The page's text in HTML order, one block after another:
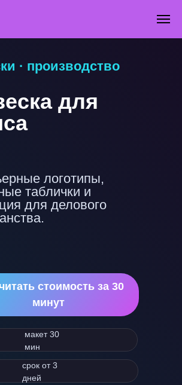
для
· производство
логотипы,
таблички и
для делового
макет 30
мин
срок от 3
дней
стоимость за 30
минут